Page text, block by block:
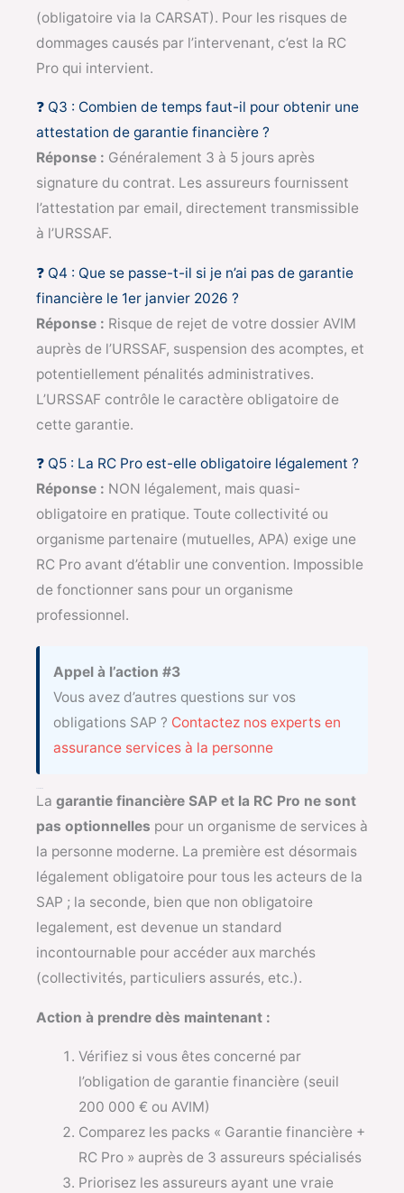
(obligatoire via la CARSAT). Pour les risques de
dommages causés par l’intervenant, c’est la RC
Pro qui intervient.
❓ Q3 : Combien de temps faut-il pour obtenir une
attestation de garantie financière ?
Réponse : Généralement 3 à 5 jours après
signature du contrat. Les assureurs fournissent
l’attestation par email, directement transmissible
à l’URSSAF.
❓ Q4 : Que se passe-t-il si je n’ai pas de garantie
financière le 1er janvier 2026 ?
Réponse : Risque de rejet de votre dossier AVIM
auprès de l’URSSAF, suspension des acomptes, et
potentiellement pénalités administratives.
L’URSSAF contrôle le caractère obligatoire de
cette garantie.
❓ Q5 : La RC Pro est-elle obligatoire légalement ?
Réponse : NON légalement, mais quasi-
obligatoire en pratique. Toute collectivité ou
organisme partenaire (mutuelles, APA) exige une
RC Pro avant d’établir une convention. Impossible
de fonctionner sans pour un organisme
professionnel.
Appel à l’action #3
Vous avez d’autres questions sur vos
obligations SAP ? Contactez nos experts en
assurance services à la personne
La garantie financière SAP et la RC Pro ne sont
pas optionnelles pour un organisme de services à
la personne moderne. La première est désormais
légalement obligatoire pour tous les acteurs de la
SAP ; la seconde, bien que non obligatoire
legalement, est devenue un standard
incontournable pour accéder aux marchés
(collectivités, particuliers assurés, etc.).
Action à prendre dès maintenant :
Vérifiez si vous êtes concerné par
l’obligation de garantie financière (seuil
200 000 € ou AVIM)
Comparez les packs « Garantie financière +
RC Pro » auprès de 3 assureurs spécialisés
Priorisez les assureurs ayant une vraie